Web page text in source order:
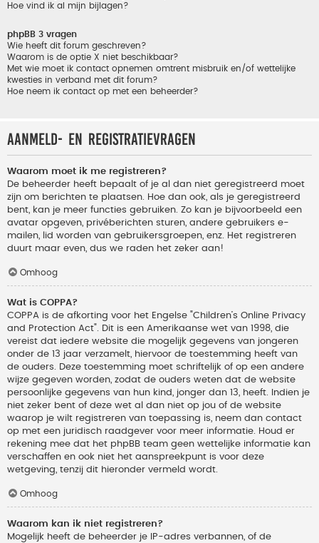
Hoe vind ik al mijn bijlagen?
phpBB 3 vragen
Wie heeft dit forum geschreven?
Waarom is de optie X niet beschikbaar?
Met wie moet ik contact opnemen omtrent misbruik en/of wettelijke
kwesties in verband met dit forum?
Hoe neem ik contact op met een beheerder?
Aanmeld- en registratievragen
Waarom moet ik me registreren?
De beheerder heeft bepaalt of je al dan niet geregistreerd moet
zijn om berichten te plaatsen. Hoe dan ook, als je geregistreerd
bent, kan je meer functies gebruiken. Zo kan je bijvoorbeeld een
avatar opgeven, privéberichten sturen, andere gebruikers e-
mailen, lid worden van gebruikersgroepen, enz. Het registreren
duurt maar even, dus we raden het zeker aan!
Omhoog
Wat is COPPA?
COPPA is de afkorting voor het Engelse "Children’s Online Privacy
and Protection Act". Dit is een Amerikaanse wet van 1998, die
vereist dat iedere website die mogelijk gegevens van jongeren
onder de 13 jaar verzamelt, hiervoor de toestemming heeft van
de ouders. Deze toestemming moet schriftelijk of op een andere
wijze gegeven worden, zodat de ouders weten dat de website
persoonlijke gegevens van hun kind, jonger dan 13, heeft. Indien je
niet zeker bent of deze wet al dan niet op jou of de website
waarop je wilt registreren van toepassing is, neem dan contact
op met een juridisch raadgever voor meer informatie. Houd er
rekening mee dat het phpBB team geen wettelijke informatie kan
verschaffen en ook niet het aanspreekpunt is voor deze
wetgeving, tenzij dit hieronder vermeld wordt.
Omhoog
Waarom kan ik niet registreren?
Mogelijk heeft de beheerder je IP-adres verbannen, of de